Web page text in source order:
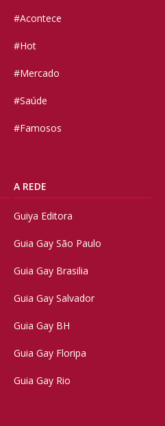
#Acontece
#Hot
#Mercado
#Saúde
#Famosos
A REDE
Guiya Editora
Guia Gay São Paulo
Guia Gay Brasilia
Guia Gay Salvador
Guia Gay BH
Guia Gay Floripa
Guia Gay Rio